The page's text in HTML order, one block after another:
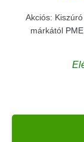
Akciós:
márkától PME